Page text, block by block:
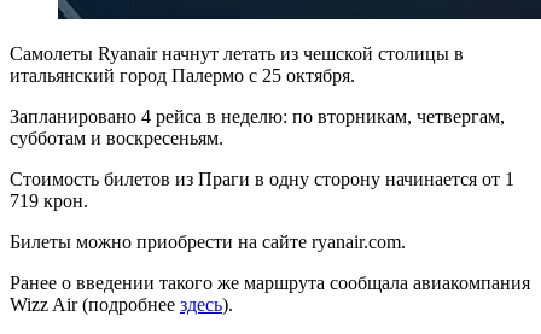
Самолеты Ryanair начнут летать из чешской столицы в
итальянский город Палермо с 25 октября.
Запланировано 4 рейса в неделю: по вторникам, четвергам,
субботам и воскресеньям.
Стоимость билетов из Праги в одну сторону начинается от 1
719 крон.
Билеты можно приобрести на сайте ryanair.com.
Ранее о введении такого же маршрута сообщала авиакомпания
Wizz Air (подробнее здесь).